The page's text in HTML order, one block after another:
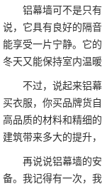
铝幕墙可不是只
说，它具有良好的隔
能享受一片宁静。它
冬天又能保持室内温暖
不过，说起来铝
买衣服，你买品牌货
高品质的材料和精细
建筑带来多大的提升
再说说铝幕墙的
备。我记得有一次，